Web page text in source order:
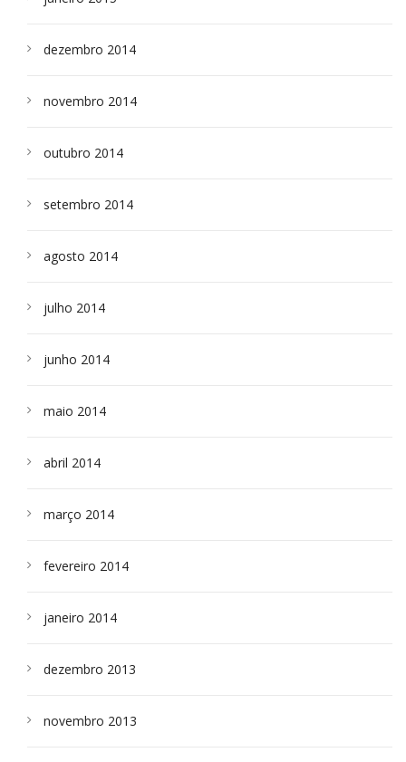
dezembro 2014
novembro 2014
outubro 2014
setembro 2014
agosto 2014
julho 2014
junho 2014
maio 2014
abril 2014
março 2014
fevereiro 2014
janeiro 2014
dezembro 2013
novembro 2013